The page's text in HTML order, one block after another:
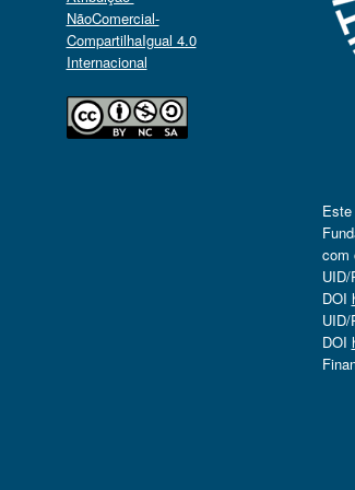
NãoComercial-
CompartilhaIgual 4.0
Internacional
com
DOI
DOI